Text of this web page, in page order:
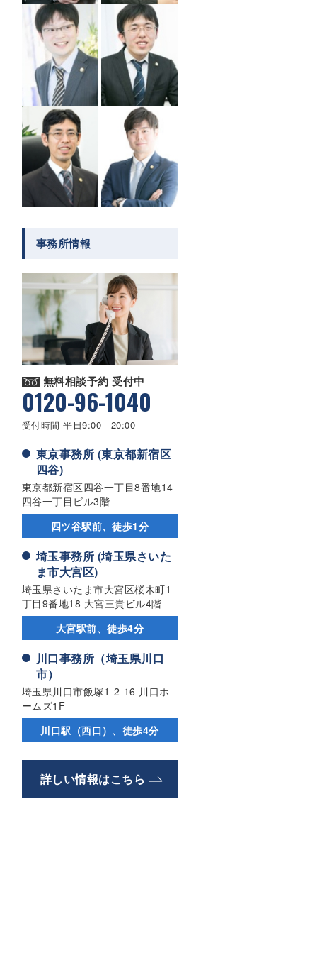
事務所情報
無料相談予約 受付中
0120-96-1040
受付時間 平日9:00 - 20:00
東京事務所 (東京都新宿区
四谷)
東京都新宿区四谷一丁目8番地14
四谷一丁目ビル3階
四ツ谷駅前、徒歩1分
埼玉事務所 (埼玉県さいた
ま市大宮区)
埼玉県さいたま市大宮区桜木町1
丁目9番地18 大宮三貴ビル4階
大宮駅前、徒歩4分
川口事務所（埼玉県川口
市）
埼玉県川口市飯塚1-2-16 川口ホ
ームズ1F
川口駅（西口）、徒歩4分
詳しい情報はこちら